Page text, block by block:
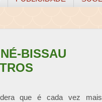
BISSAU
que é cada vez mais